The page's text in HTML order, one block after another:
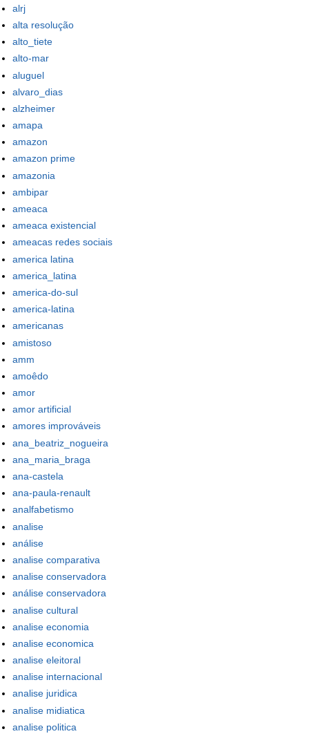
alrj
alta resolução
alto_tiete
alto-mar
aluguel
alvaro_dias
alzheimer
amapa
amazon
amazon prime
amazonia
ambipar
ameaca
ameaca existencial
ameacas redes sociais
america latina
america_latina
america-do-sul
america-latina
americanas
amistoso
amm
amoêdo
amor
amor artificial
amores improváveis
ana_beatriz_nogueira
ana_maria_braga
ana-castela
ana-paula-renault
analfabetismo
analise
análise
analise comparativa
analise conservadora
análise conservadora
analise cultural
analise economia
analise economica
analise eleitoral
analise internacional
analise juridica
analise midiatica
analise politica